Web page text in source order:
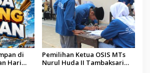
di
Hari
Pemilihan Ketua OSIS MTs
Nurul Huda II Tambaksari